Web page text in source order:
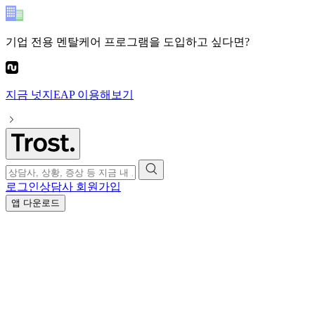
기업 전용 멘탈케어 프로그램을 도입하고 싶다면?
지금 넛지EAP이용해보기
로그인상담사 회원가입
앱 다운로드